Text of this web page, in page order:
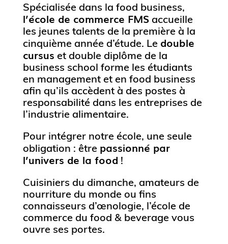
Spécialisée dans la food business,
l’école de commerce FMSaccueille
les jeunes talents de la première à la
cinquième année d’étude. Le double
cursus et double diplôme de la
business school forme les étudiants
en management et en food business
afin qu’ils accèdent à des postes à
responsabilité dans les entreprises de
l’industrie alimentaire.
Pour intégrer notre école, une seule
obligation : être passionné par
l’univers de la food !
Cuisiniers du dimanche, amateurs de
nourriture du monde ou fins
connaisseurs d’œnologie, l’école de
commerce du food & beverage vous
ouvre ses portes.